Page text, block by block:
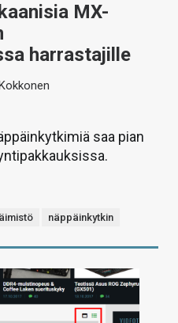
MX-
harrastajille
saa pian
näppäinkytkin